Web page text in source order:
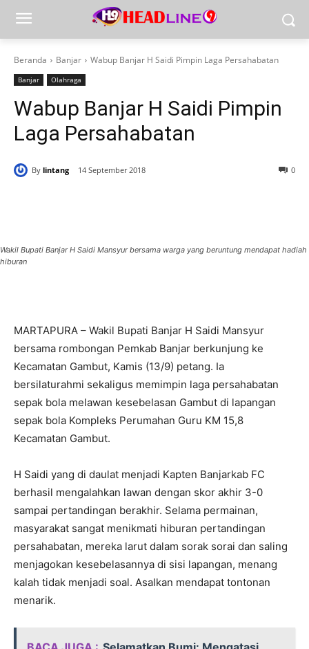
Beranda Banjar Wabup Banjar H Saidi Pimpin Laga Persahabatan
Banjar Olahraga
Wabup Banjar H Saidi Pimpin
Laga Persahabatan
By lintang 14 September 2018 0
Wakil Bupati Banjar H Saidi Mansyur bersama warga yang beruntung mendapat hadiah
hiburan
MARTAPURA – Wakil Bupati Banjar H Saidi Mansyur
bersama rombongan Pemkab Banjar berkunjung ke
Kecamatan Gambut, Kamis (13/9) petang. Ia
bersilaturahmi sekaligus memimpin laga persahabatan
sepak bola melawan kesebelasan Gambut di lapangan
sepak bola Kompleks Perumahan Guru KM 15,8
Kecamatan Gambut.
H Saidi yang di daulat menjadi Kapten Banjarkab FC
berhasil mengalahkan lawan dengan skor akhir 3-0
sampai pertandingan berakhir. Selama permainan,
masyarakat sangat menikmati hiburan pertandingan
persahabatan, mereka larut dalam sorak sorai dan saling
menjagokan kesebelasannya di sisi lapangan, menang
kalah tidak menjadi soal. Asalkan mendapat tontonan
menarik.